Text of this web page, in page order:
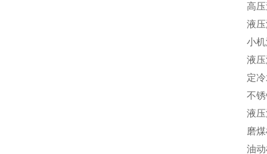
高
液
小
液
定
不
液
磨
油